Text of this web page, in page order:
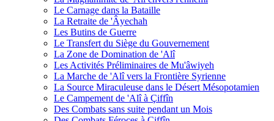
Le Carnage dans la Bataille
La Retraite de 'Âyechah
Les Butins de Guerre
Le Transfert du Siège du Gouvernement
La Zone de Domination de 'Alî
Les Activités Préliminaires de Mu'âwiyeh
La Marche de 'Alî vers la Frontière Syrienne
La Source Miraculeuse dans le Désert Mésopotamien
Le Campement de 'Alî à Çiffîn
Des Combats sans suite pendant un Mois